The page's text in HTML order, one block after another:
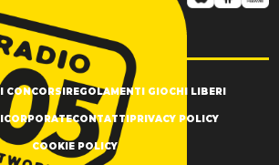
CONCORSIREGOLAMENTI GIOCHI LIBERI
CORPORATECONTATTIPRIVACY POLICY
COOKIE POLICY